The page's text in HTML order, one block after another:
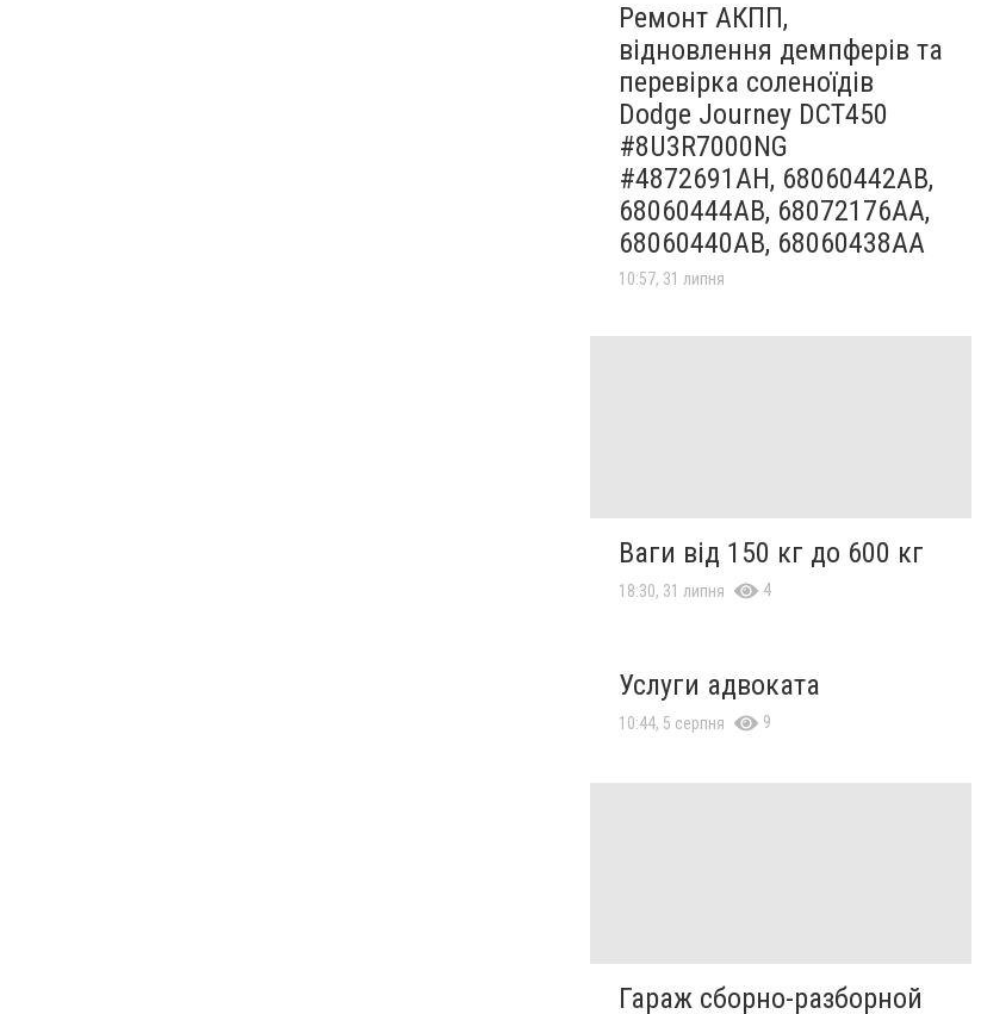
Ремонт АКПП,
відновлення демпферів та
перевірка соленоїдів
Dodge Journey DCT450
#8U3R7000NG
#4872691AH, 68060442AB,
68060444AB, 68072176AA,
68060440AB, 68060438AA
10:57, 31 липня
Ваги від 150 кг до 600 кг
18:30, 31 липня 4
Услуги адвоката
10:44, 5 серпня 9
Гараж сборно-разборной